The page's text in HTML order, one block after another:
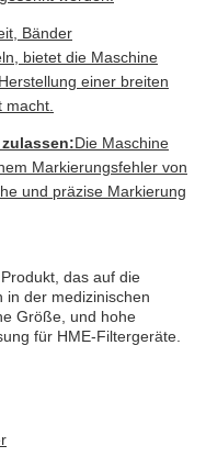
Bänder
bietet die Maschine
einer breiten
Die Maschine
Markierungsfehler von
und präzise Markierung
das auf die
in der medizinischen
Größe, und hohe
für HME-Filtergeräte.